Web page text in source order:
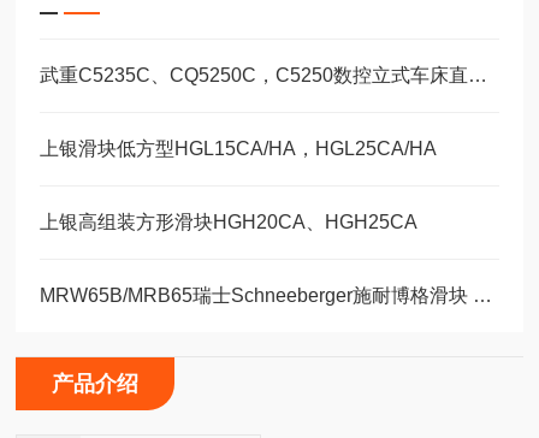
武重C5235C、CQ5250C，C5250数控立式车床直线运动滑块WEH35CA/WEW35CC
上银滑块低方型HGL15CA/HA，HGL25CA/HA
上银高组装方形滑块HGH20CA、HGH25CA
MRW65B/MRB65瑞士Schneeberger施耐博格滑块 导轨
产品介绍